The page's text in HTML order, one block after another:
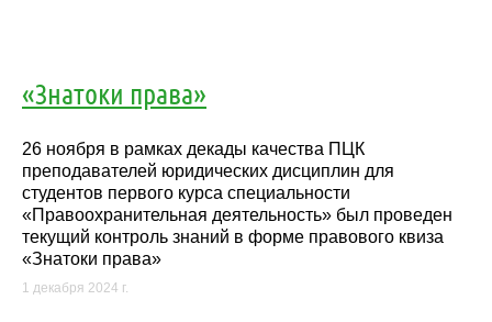
«Знатоки права»
26 ноября в рамках декады качества ПЦК
преподавателей юридических дисциплин для
студентов первого курса специальности
«Правоохранительная деятельность» был проведен
текущий контроль знаний в форме правового квиза
«Знатоки права»
1 декабря 2024 г.